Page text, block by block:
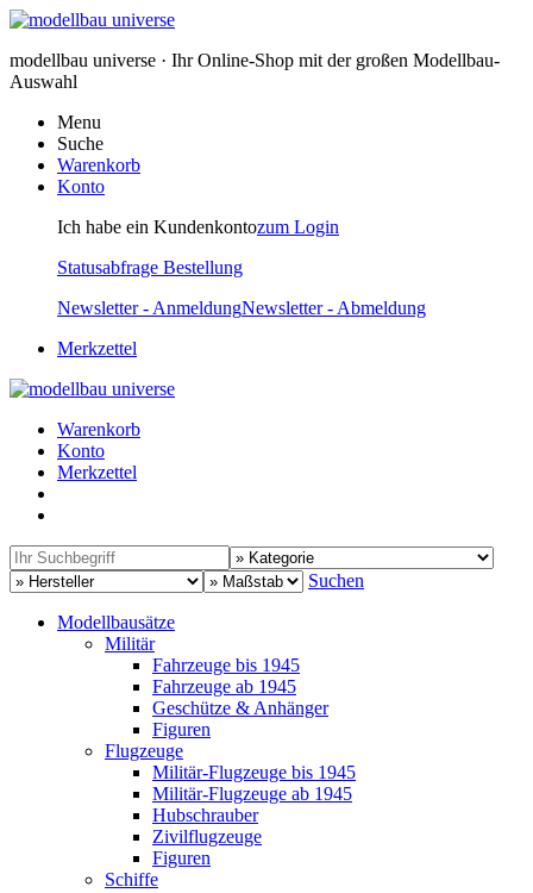
modellbau universe · Ihr Online-Shop mit der großen Modellbau-
Auswahl
Menu
Suche
Warenkorb
Konto
Ich habe ein Kundenkontozum Login
Statusabfrage Bestellung
Newsletter - AnmeldungNewsletter - Abmeldung
Merkzettel
Warenkorb
Konto
Merkzettel
Suchen
Modellbausätze
Militär
Fahrzeuge bis 1945
Fahrzeuge ab 1945
Geschütze & Anhänger
Figuren
Flugzeuge
Militär-Flugzeuge bis 1945
Militär-Flugzeuge ab 1945
Hubschrauber
Zivilflugzeuge
Figuren
Schiffe